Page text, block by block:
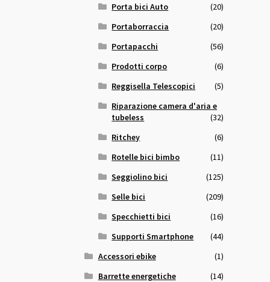
Porta bici Auto
(20)
Portaborraccia
(20)
Portapacchi
(56)
Prodotti corpo
(6)
Reggisella Telescopici
(5)
Riparazione camera d'aria e
tubeless
(32)
Ritchey
(6)
Rotelle bici bimbo
(11)
Seggiolino bici
(125)
Selle bici
(209)
Specchietti bici
(16)
Supporti Smartphone
(44)
Accessori ebike
(1)
Barrette energetiche
(14)